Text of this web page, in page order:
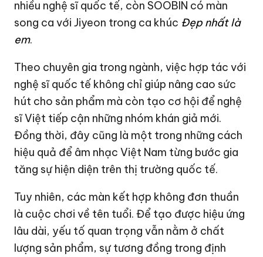
nhiều nghệ sĩ quốc tế, còn SOOBIN có màn
song ca với Jiyeon trong ca khúc Đẹp nhất là
em.
Theo chuyên gia trong ngành, việc hợp tác với
nghệ sĩ quốc tế không chỉ giúp nâng cao sức
hút cho sản phẩm mà còn tạo cơ hội để nghệ
sĩ Việt tiếp cận những nhóm khán giả mới.
Đồng thời, đây cũng là một trong những cách
hiệu quả để âm nhạc Việt Nam từng bước gia
tăng sự hiện diện trên thị trường quốc tế.
Tuy nhiên, các màn kết hợp không đơn thuần
là cuộc chơi về tên tuổi. Để tạo được hiệu ứng
lâu dài, yếu tố quan trọng vẫn nằm ở chất
lượng sản phẩm, sự tương đồng trong định